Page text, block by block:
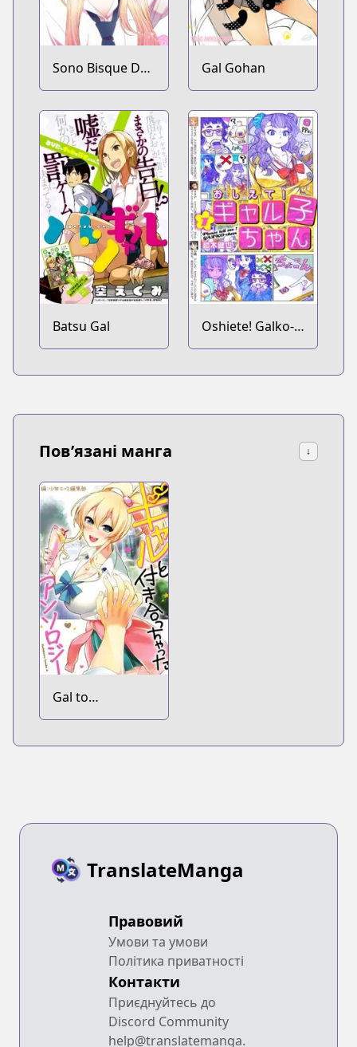
Sono Bisque Doll
wa Koi wo Suru
Gal Gohan
Batsu Gal
Oshiete! Galko-
chan
Пов’язані манга ↓
Gal to
Tsukiacchatta
TranslateManga
Правовий
Умови та умови
Політика приватності
Контакти
Приєднуйтесь до
Discord Community
help@translatemanga.